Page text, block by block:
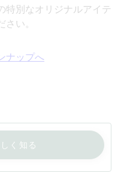
特別なオリジナルアイテ
い。
ナップへ
く知る